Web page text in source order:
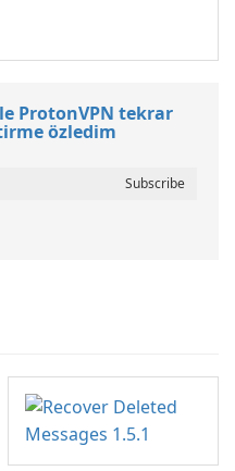
ProtonVPN tekrar
özledim